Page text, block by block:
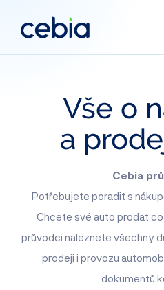
Vše o
a
Cebia
Potřebujete poradit s
Chcete své auto prodat
průvodci naleznete všechny
prodeji i provozu
dokumentů